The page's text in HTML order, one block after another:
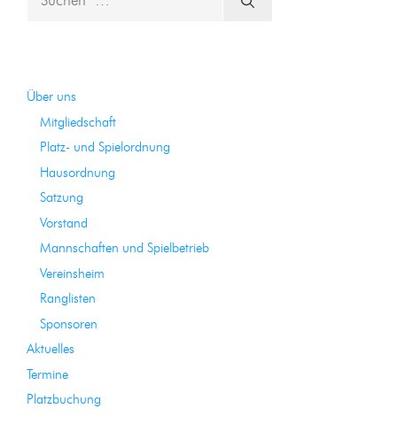
nach:
Über uns
Mitgliedschaft
Platz- und Spielordnung
Hausordnung
Satzung
Vorstand
Mannschaften und Spielbetrieb
Vereinsheim
Ranglisten
Sponsoren
Aktuelles
Termine
Platzbuchung